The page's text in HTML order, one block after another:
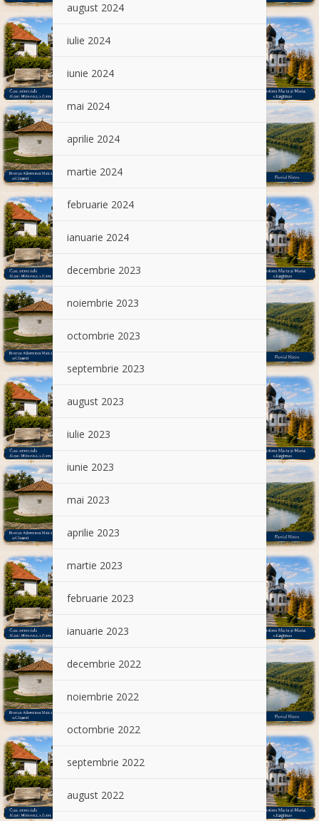
august 2024
iulie 2024
iunie 2024
mai 2024
aprilie 2024
martie 2024
februarie 2024
ianuarie 2024
decembrie 2023
noiembrie 2023
octombrie 2023
septembrie 2023
august 2023
iulie 2023
iunie 2023
mai 2023
aprilie 2023
martie 2023
februarie 2023
ianuarie 2023
decembrie 2022
noiembrie 2022
octombrie 2022
septembrie 2022
august 2022